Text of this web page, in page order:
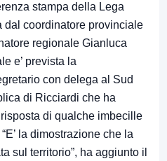
stampa della Lega
dal coordinatore provinciale
regionale Gianluca
e’ prevista la
con delega al Sud
di Ricciardi che ha
di qualche imbecille
la dimostrazione che la
sul territorio”, ha aggiunto il